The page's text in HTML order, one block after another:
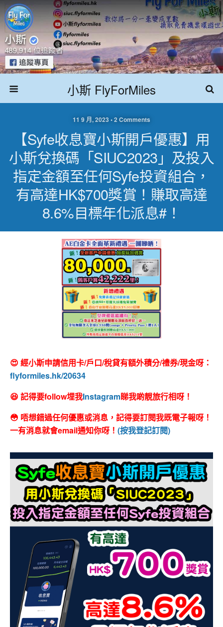
小斯 FlyForMiles
11 9 月, 2023 • 2 Comments
【Syfe收息寶小斯開戶優惠】用
小斯兌換碼「SIUC2023」及投入
指定金額至任何Syfe投資組合，
有高達HK$700獎賞！賺取高達
8.6%目標年化派息#！
😍 經小斯申請信用卡/戶口/稅貸有額外積分/禮券/現金呀：
flyformiles.hk/20634
😆 記得要follow埋我Instagram睇我啲靚旅行相呀！
😳 唔想錯過任何優惠或消息，記得要訂閱我既電子報呀！
一有消息就會email通知你呀！ (按我登記訂閱)